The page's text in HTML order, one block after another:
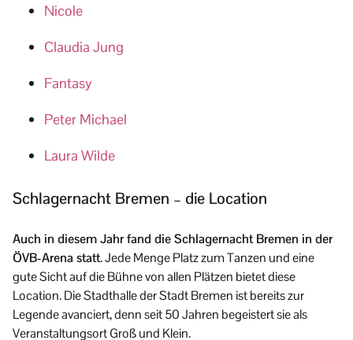
Nicole
Claudia Jung
Fantasy
Peter Michael
Laura Wilde
Schlagernacht Bremen – die Location
Auch in diesem Jahr fand die Schlagernacht Bremen in der
ÖVB-Arena statt. Jede Menge Platz zum Tanzen und eine
gute Sicht auf die Bühne von allen Plätzen bietet diese
Location. Die Stadthalle der Stadt Bremen ist bereits zur
Legende avanciert, denn seit 50 Jahren begeistert sie als
Veranstaltungsort Groß und Klein.